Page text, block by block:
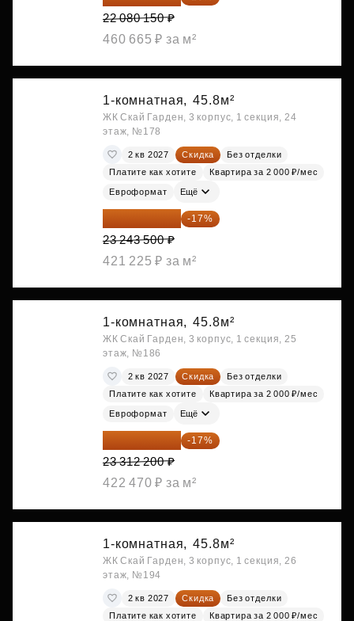
22 080 150 ₽
460 665 ₽ за м²
1-комнатная, 45.8м²
ЖК Скай Гарден, 3 корпус, 1 секция, 24
этаж, №178
2 кв 2027 Скидка
Без отделки
Платите как хотите
Квартира за 2 000 ₽/мес
Евроформат Ещё
19 292 105 ₽ -17%
23 243 500 ₽
421 225 ₽ за м²
1-комнатная, 45.8м²
ЖК Скай Гарден, 3 корпус, 1 секция, 25
этаж, №186
2 кв 2027 Скидка
Без отделки
Платите как хотите
Квартира за 2 000 ₽/мес
Евроформат Ещё
19 349 126 ₽ -17%
23 312 200 ₽
422 470 ₽ за м²
1-комнатная, 45.8м²
ЖК Скай Гарден, 3 корпус, 1 секция, 26
этаж, №194
2 кв 2027 Скидка
Без отделки
Платите как хотите
Квартира за 2 000 ₽/мес